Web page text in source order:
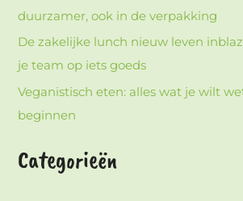
duurzamer, ook in de verpakking
De zakelijke lunch nieuw leven
je team op iets goeds
Veganistisch eten: alles wat je wilt
beginnen
Categorieën